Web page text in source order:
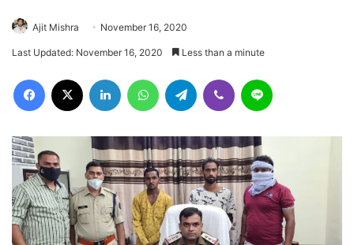
Ajit Mishra November 16, 2020
Last Updated: November 16, 2020 Less than a minute
Facebook LinkedIn WhatsAppTelegram Viber